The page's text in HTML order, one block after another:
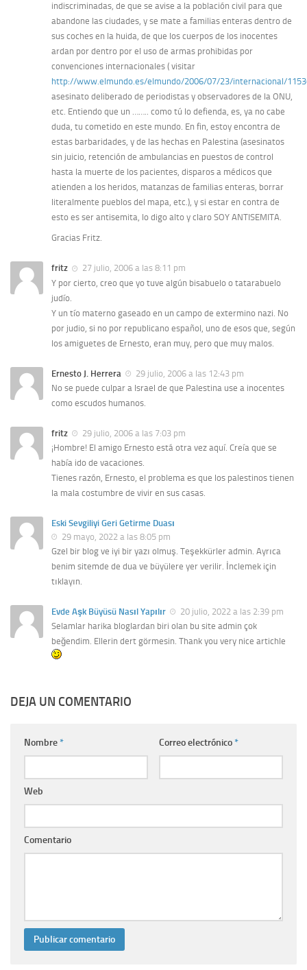
indiscriminadas, de que se avise a la población civil para que
abandone las ciudades, y se mate a familias enteras dentro de
sus coches en la huida, de que los cuerpos de los inocentes
ardan por dentro por el uso de armas prohibidas por
convenciones internacionales ( visitar
http://www.elmundo.es/elmundo/2006/07/23/internacional/
asesinato deliberado de periodistas y observadores de la ONU,
etc. Entiendo que un …….. como tú lo defienda, es, ya no cabe
duda, tu cometido en este mundo. En fin, estoy encontra de
estas barbaridades, y de las hechas en Palestina (asesinatos
sin juicio, retención de ambulancias en puestos de control
hasta la muerte de los pacientes, disparos a médicos que
atienden a los heridos, matanzas de familias enteras, borrar
literalmente pueblos del mapa, etc.), y si estar en contra de
esto es ser antisemita, lo digo alto y claro SOY ANTISEMITA.
Gracias Fritz.
fritz
27 julio, 2006 a las 8:11 pm
Y por cierto, creo que yo tuve algún bisabuelo o tatarabuelo
judío.
Y un tío materno gaseado en un campo de extermino nazi. No
por judio, si no por republicano español, uno de esos que, según
los amiguetes de Ernesto, eran muy, pero que muy malos.
Ernesto J. Herrera
29 julio, 2006 a las 12:43 pm
No se puede culpar a Israel de que Palestina use a inocentes
como escudos humanos.
fritz
29 julio, 2006 a las 7:03 pm
¡Hombre! El amigo Ernesto está otra vez aquí. Creía que se
había ido de vacaciones.
Tienes razón, Ernesto, el problema es que los palestinos tienen
la mala costumbre de vivir en sus casas.
Eski Sevgiliyi Geri Getirme Duası
29 mayo, 2022 a las 8:05 pm
Gzel bir blog ve iyi bir yazı olmuş. Teşekkürler admin. Ayrıca
benim sitemde de dua ve büyülere yer verilir. İnclemek için
tıklayın.
Evde Aşk Büyüsü Nasıl Yapılır
20 julio, 2022 a las 2:39 pm
Selamlar harika bloglardan biri olan bu site admin çok
beğendim. Ellerin dert görmesin. Thank you very nice artichle
DEJA UN COMENTARIO
Nombre* Correo electrónico*
Web
Comentario